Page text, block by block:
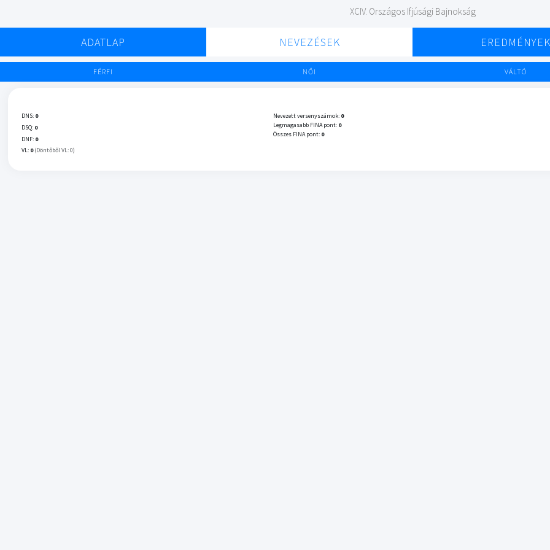
XCIV. Országos Ifjúsági Bajnokság
ADATLAP NEVEZÉSEK EREDMÉNYEK
FÉRFI NŐI VÁLTÓ
DNS: 0
DSQ: 0
DNF: 0
VL: 0 (Döntőből VL: 0)
Nevezett versenyszámok: 0
Legmagasabb FINA pont: 0
Összes FINA pont: 0